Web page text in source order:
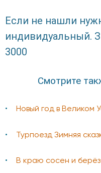
Если не нашли
индивидуальный.
3000
Смотрите
Новый год в Великом
Турпоезд Зимняя
В краю сосен и